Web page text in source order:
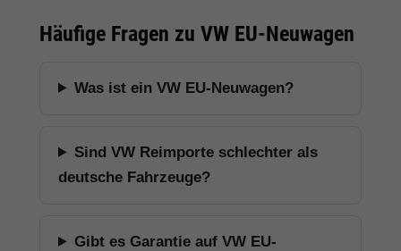
Häufige Fragen zu VW EU-Neuwagen
Was ist ein VW EU-Neuwagen?
Sind VW Reimporte schlechter als
deutsche Fahrzeuge?
Gibt es Garantie auf VW EU-